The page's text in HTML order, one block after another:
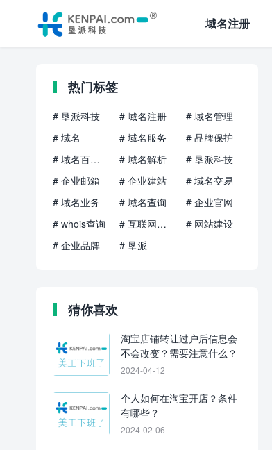
域名注册
热门标签
# 垦派科技 # 域名注册
# 域名管理
# 域名
# 域名服务
# 品牌保护
# 域名百科知识
# 域名解析
# 垦派科技
# 企业邮箱
# 企业建站
# 域名交易
# 域名业务
# 域名查询
# 企业官网
# whois查询
# 互联网品牌
# 网站建设
# 企业品牌
# 垦派
猜你喜欢
淘宝店铺转让过户后信息会
不会改变？需要注意什么？
2024-04-12
个人如何在淘宝开店？条件
有哪些？
2024-02-06